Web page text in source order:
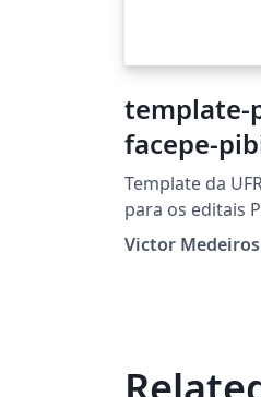
template-
facepe-
Template da
para os editais PIBIC
conter até 04
Victor Medeiros